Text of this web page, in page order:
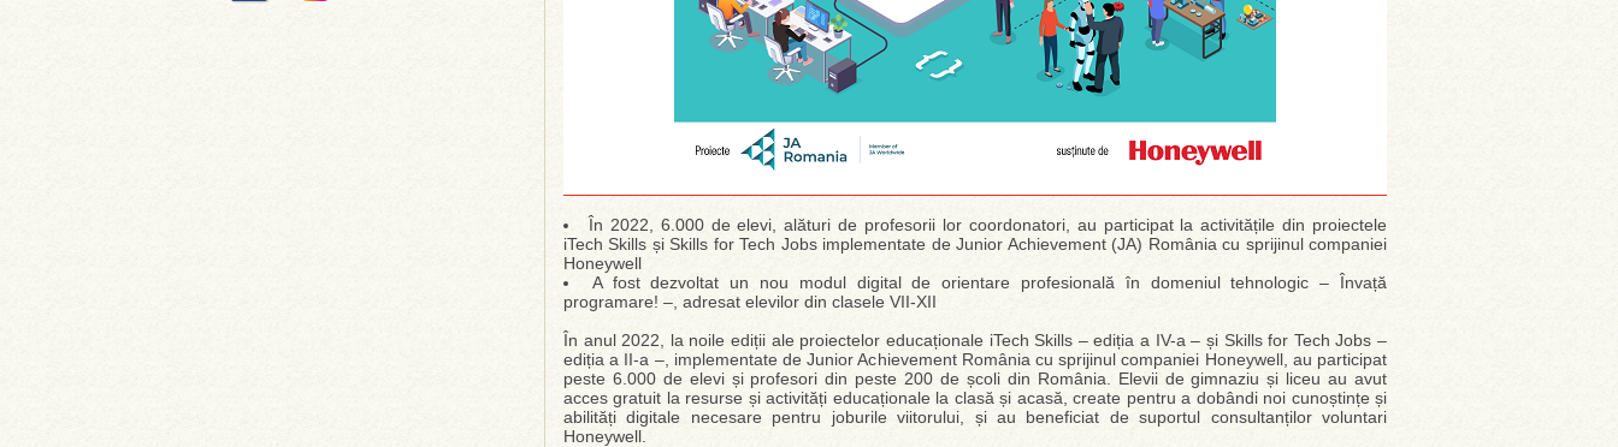
În 2022, 6.000 de elevi, alături de profesorii lor coordonatori, au participat la activitățile din proiectele
iTech Skills și Skills for Tech Jobs implementate de Junior Achievement (JA) România cu sprijinul companiei
Honeywell
A fost dezvoltat un nou modul digital de orientare profesională în domeniul tehnologic – Învață
programare! –, adresat elevilor din clasele VII-XII
În anul 2022, la noile ediții ale proiectelor educaționale iTech Skills – ediția a IV-a – și Skills for Tech Jobs –
ediția a II-a –, implementate de Junior Achievement România cu sprijinul companiei Honeywell, au participat
peste 6.000 de elevi și profesori din peste 200 de școli din România. Elevii de gimnaziu și liceu au avut
acces gratuit la resurse și activități educaționale la clasă și acasă, create pentru a dobândi noi cunoștințe și
abilități digitale necesare pentru joburile viitorului, și au beneficiat de suportul consultanților voluntari
Honeywell.